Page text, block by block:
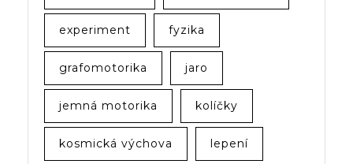
experiment fyzika
grafomotorika jaro
jemná motorika kolíčky
kosmická výchova lepení